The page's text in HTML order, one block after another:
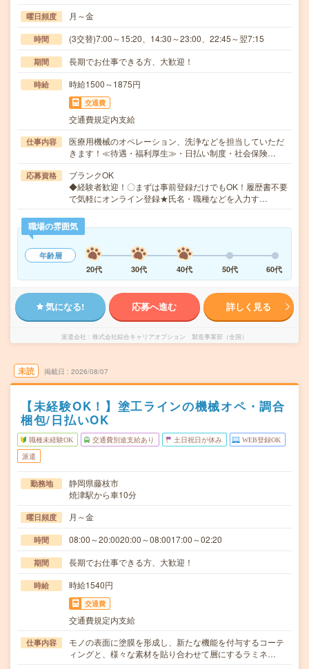
曜日頻度 月～金
時間 (3交替)7:00～15:20、14:30～23:00、22:45～翌7:15
期間 長期でお仕事できる方、大歓迎！
時給 時給1500～1875円
交通費
交通費規定内支給
仕事内容
医療用機械のオペレーション、洗浄などを担当していただ
きます！≪待遇・福利厚生≫・日払い制度・社会保険…
応募資格
ブランクOK
◆経験者歓迎！〇まずは事前登録だけでもOK！履歴書不要
で気軽にオンライン登録★氏名・職種などを入力す…
職場の雰囲気
年齢層
20代
30代 40代 50代 60代
気になる! 応募へ進む 詳しく見る
派遣会社 株式会社綜合キャリアオプション 製造事業部（全国）
未読 掲載日 2026/08/07
【未経験OK！】塗工ラインの機械オペ・調合
梱包/日払いOK
職種未経験OK 交通費別途支給あり 土日祝日が休み WEB登録OK
派遣
勤務地
静岡県藤枝市
焼津駅から車10分
曜日頻度 月～金
時間 08:00～20:0020:00～08:0017:00～02:20
期間 長期でお仕事できる方、大歓迎！
時給 時給1540円
交通費
交通費規定内支給
仕事内容
モノの表面に塗膜を形成し、新たな機能を付与するコーテ
ィングと、様々な素材を貼り合わせて層にするラミネ…